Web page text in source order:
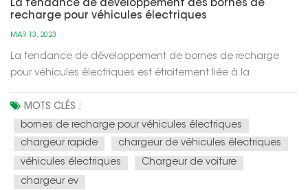
La tendance de développement des bornes de
recharge pour véhicules électriques
MAR 13, 2023
La tendance de développement de bornes de recharge
pour véhicules électriques est étroitement liée à la
de plus en plus de personnes adoptent des véhicules
électriques, la demande d'infrastructures de recharge
augmente, ce qui a conduit à di...
MOTS CLÉS :
bornes de recharge pour véhicules électriques
chargeur rapide
chargeur de véhicules électriques
véhicules électriques
Chargeur de voiture
chargeur ev